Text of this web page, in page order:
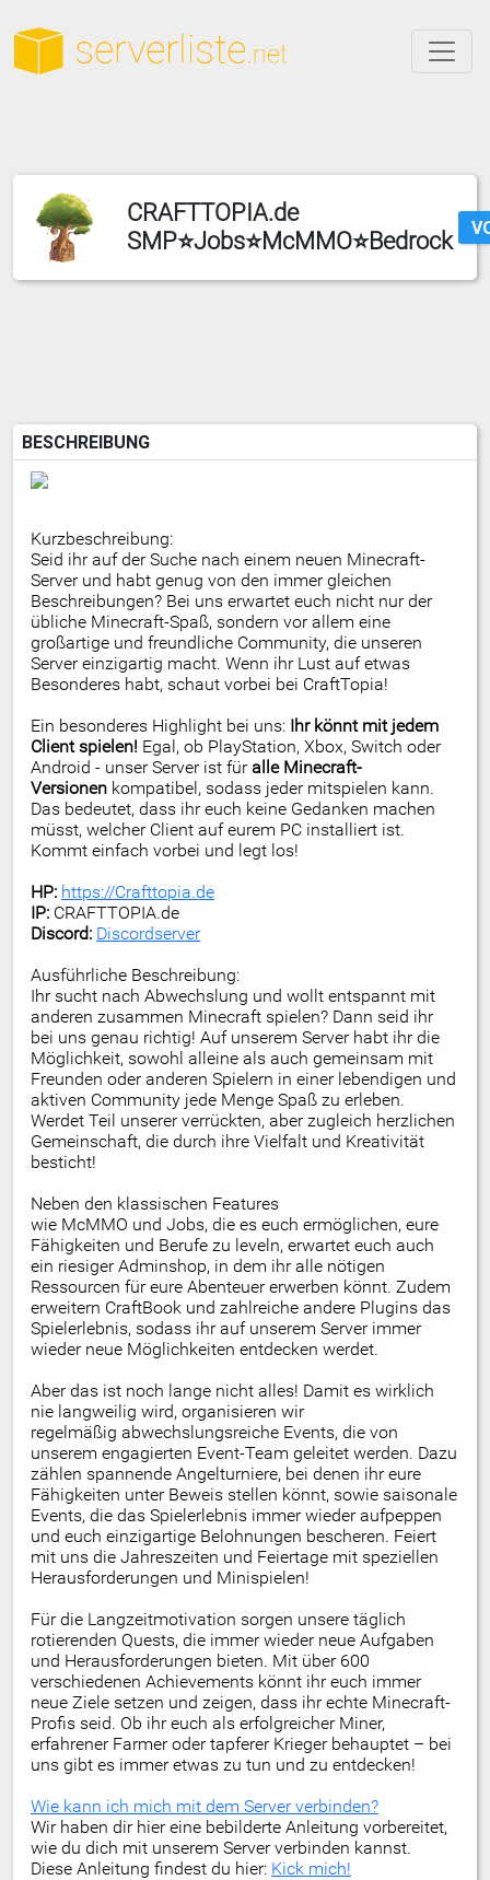
CRAFTTOPIA.de
SMP⭐Jobs⭐McMMO⭐Bedrock
BESCHREIBUNG
Kurzbeschreibung:
Seid ihr auf der Suche nach einem neuen Minecraft-
Server und habt genug von den immer gleichen
Beschreibungen? Bei uns erwartet euch nicht nur der
übliche Minecraft-Spaß, sondern vor allem eine
großartige und freundliche Community, die unseren
Server einzigartig macht. Wenn ihr Lust auf etwas
Besonderes habt, schaut vorbei bei CraftTopia!
Ein besonderes Highlight bei uns: Ihr könnt mit jedem
Client spielen! Egal, ob PlayStation, Xbox, Switch oder
Android - unser Server ist füralle Minecraft-
Versionen kompatibel, sodass jeder mitspielen kann.
Das bedeutet, dass ihr euch keine Gedanken machen
müsst, welcher Client auf eurem PC installiert ist.
Kommt einfach vorbei und legt los!
HP: https://Crafttopia.de
IP: CRAFTTOPIA.de
Discord: Discordserver
Ausführliche Beschreibung:
Ihr sucht nach Abwechslung und wollt entspannt mit
anderen zusammen Minecraft spielen? Dann seid ihr
bei uns genau richtig! Auf unserem Server habt ihr die
Möglichkeit, sowohl alleine als auch gemeinsam mit
Freunden oder anderen Spielern in einer lebendigen und
aktiven Community jede Menge Spaß zu erleben.
Werdet Teil unserer verrückten, aber zugleich herzlichen
Gemeinschaft, die durch ihre Vielfalt und Kreativität
besticht!
Neben den klassischen Features
wie McMMO und Jobs, die es euch ermöglichen, eure
Fähigkeiten und Berufe zu leveln, erwartet euch auch
ein riesiger Adminshop, in dem ihr alle nötigen
Ressourcen für eure Abenteuer erwerben könnt. Zudem
erweitern CraftBook und zahlreiche andere Plugins das
Spielerlebnis, sodass ihr auf unserem Server immer
wieder neue Möglichkeiten entdecken werdet.
Aber das ist noch lange nicht alles! Damit es wirklich
nie langweilig wird, organisieren wir
regelmäßig abwechslungsreiche Events, die von
unserem engagierten Event-Team geleitet werden. Dazu
zählen spannende Angelturniere, bei denen ihr eure
Fähigkeiten unter Beweis stellen könnt, sowie saisonale
Events, die das Spielerlebnis immer wieder aufpeppen
und euch einzigartige Belohnungen bescheren. Feiert
mit uns die Jahreszeiten und Feiertage mit speziellen
Herausforderungen und Minispielen!
Für die Langzeitmotivation sorgen unsere täglich
rotierenden Quests, die immer wieder neue Aufgaben
und Herausforderungen bieten. Mit über 600
verschiedenen Achievements könnt ihr euch immer
neue Ziele setzen und zeigen, dass ihr echte Minecraft-
Profis seid. Ob ihr euch als erfolgreicher Miner,
erfahrener Farmer oder tapferer Krieger behauptet – bei
uns gibt es immer etwas zu tun und zu entdecken!
Wie kann ich mich mit dem Server verbinden?
Wir haben dir hier eine bebilderte Anleitung vorbereitet,
wie du dich mit unserem Server verbinden kannst.
Diese Anleitung findest du hier: Kick mich!